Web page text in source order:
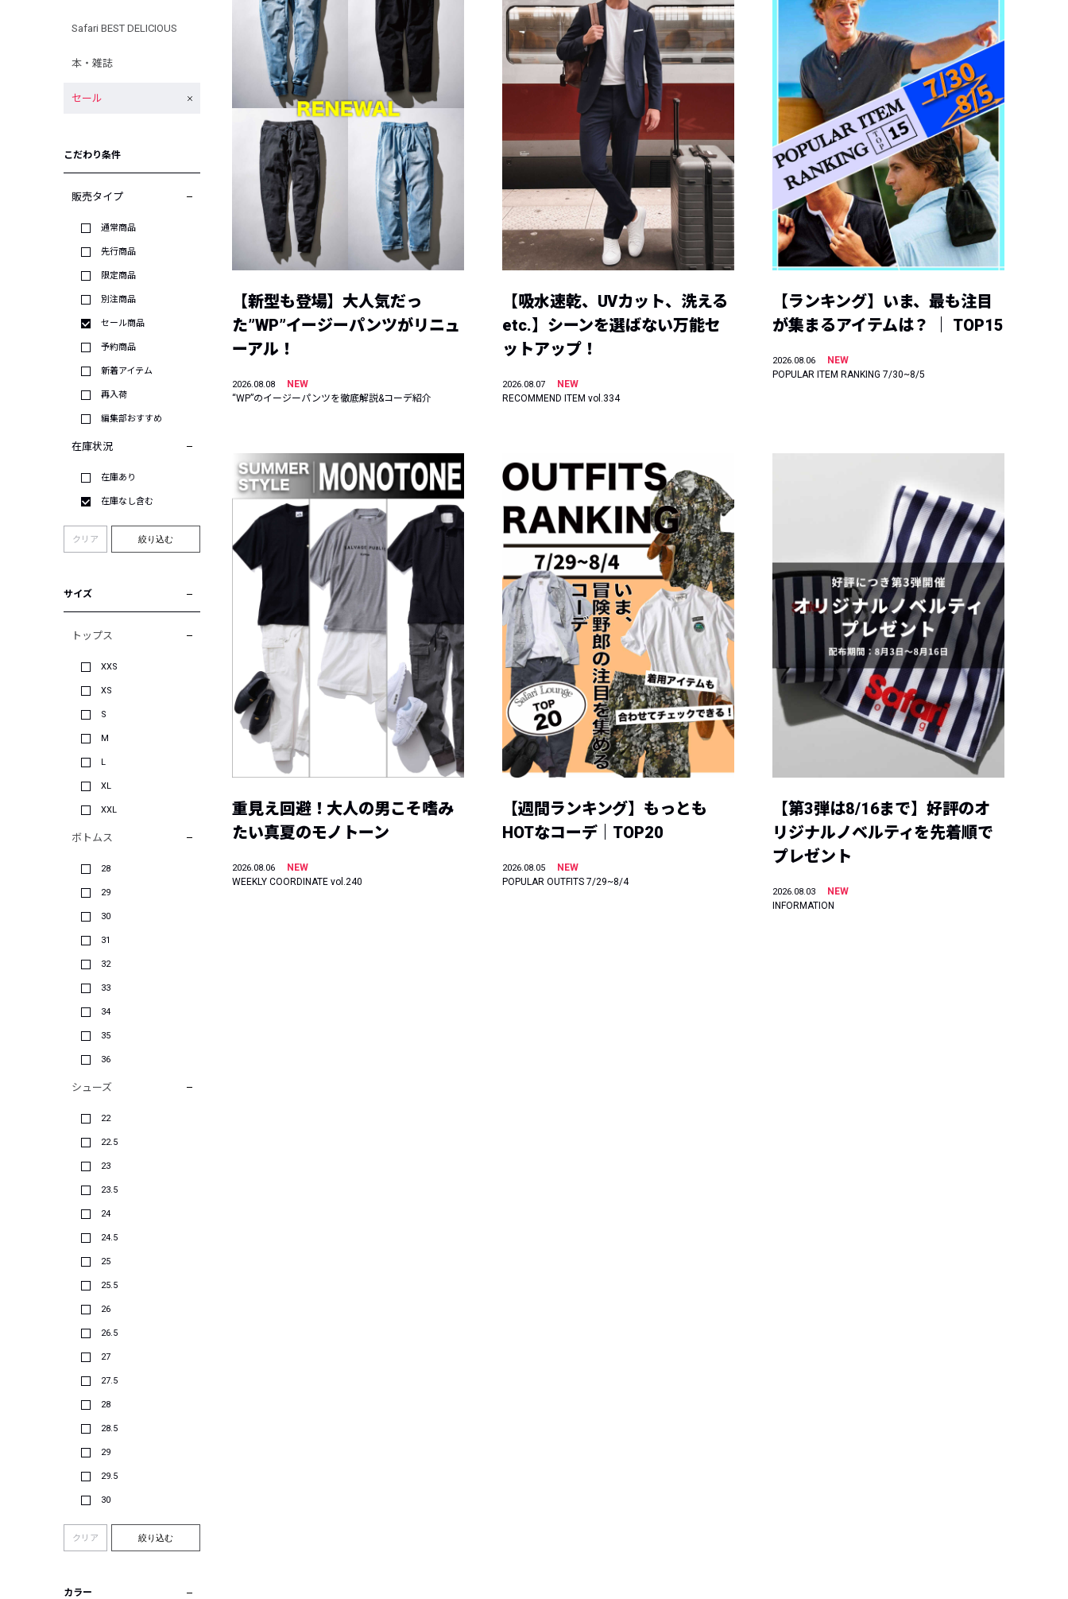
Safari BEST DELICIOUS
本・雑誌
セール
こだわり条件
販売タイプ
通常商品
先行商品
限定商品
別注商品
セール商品
予約商品
新着アイテム
再入荷
編集部おすすめ
在庫状況
在庫あり
在庫なし含む
クリア 絞り込む
サイズ
トップス
XXS
XS
S
M
L
XL
XXL
ボトムス
28
29
30
31
32
33
34
35
36
シューズ
22
22.5
23
23.5
24
24.5
25
25.5
26
26.5
27
27.5
28
28.5
29
29.5
30
クリア 絞り込む
カラー
【新型も登場】大人気だっ
た”WP”イージーパンツがリニュ
ーアル！
2026.08.08
NEW
“WP”のイージーパンツを徹底解説&コーデ紹介
【吸水速乾、UVカット、洗える
etc.】シーンを選ばない万能セ
ットアップ！
2026.08.07
NEW
RECOMMEND ITEM vol.334
【ランキング】いま、最も注目
が集まるアイテムは？ ｜ TOP15
2026.08.06
NEW
POPULAR ITEM RANKING 7/30~8/5
重見え回避！大人の男こそ嗜み
たい真夏のモノトーン
2026.08.06
NEW
WEEKLY COORDINATE vol.240
【週間ランキング】もっとも
HOTなコーデ｜TOP20
2026.08.05
NEW
POPULAR OUTFITS 7/29~8/4
【第3弾は8/16まで】好評のオ
リジナルノベルティを先着順で
プレゼント
2026.08.03
NEW
INFORMATION